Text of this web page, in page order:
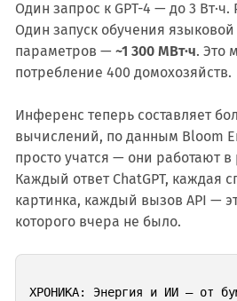
Один запрос к GPT-4 — до 3 Вт·ч.
Один запуск обучения
параметров — ~1 300 МВт·ч. Это
потребление 400 домохозяйств.
Инференс теперь составляет
вычислений, по данным Bloom
просто учатся — они работают
Каждый ответ ChatGPT, каждая
картинка, каждый вызов API —
которого вчера не было.
ХРОНИКА: Энергия и ИИ — от